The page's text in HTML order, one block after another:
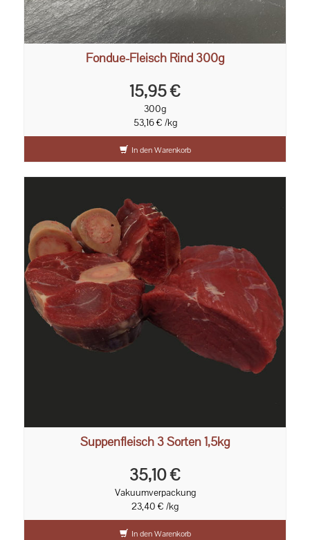
Fondue-Fleisch Rind 300g
15,95 €
300g
53,16 € /kg
In den Warenkorb
Suppenfleisch 3 Sorten 1,5kg
35,10 €
Vakuumverpackung
23,40 € /kg
In den Warenkorb